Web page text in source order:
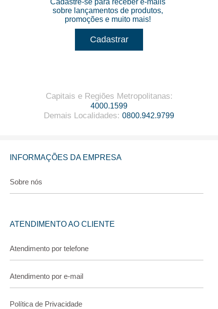
Cadastre-se para receber e-mails
sobre lançamentos de produtos,
promoções e muito mais!
Cadastrar
Capitais e Regiões Metropolitanas:
4000.1599
Demais Localidades: 0800.942.9799
INFORMAÇÕES DA EMPRESA
Sobre nós
ATENDIMENTO AO CLIENTE
Atendimento por telefone
Atendimento por e-mail
Política de Privacidade